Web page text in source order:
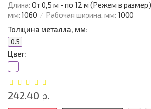
Длина: От 0,5 м - по 12 м (Режем в размер)
мм: 1060 Рабочая ширина, мм: 1000
Толщина металла, мм:
0.5
Цвет:
242.40 р.